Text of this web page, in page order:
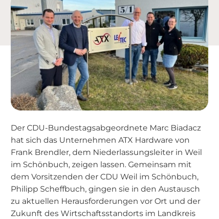
Der CDU-Bundestagsabgeordnete Marc Biadacz
hat sich das Unternehmen ATX Hardware von
Frank Brendler, dem Niederlassungsleiter in Weil
im Schönbuch, zeigen lassen. Gemeinsam mit
dem Vorsitzenden der CDU Weil im Schönbuch,
Philipp Scheffbuch, gingen sie in den Austausch
zu aktuellen Herausforderungen vor Ort und der
Zukunft des Wirtschaftsstandorts im Landkreis